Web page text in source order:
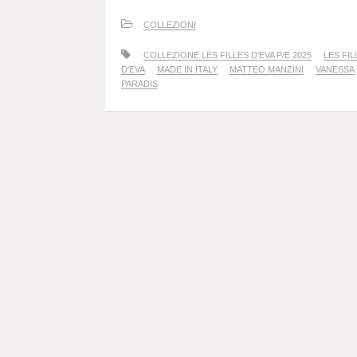
COLLEZIONI
COLLEZIONE LES FILLES D'EVA P/E 2025
LES
D’EVA
MADE IN ITALY MATTEO MANZINI
VANESSA
PARADIS